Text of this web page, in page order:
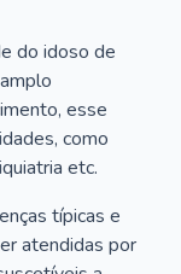
do idoso de
esse
como
etc.
típicas e
atendidas por